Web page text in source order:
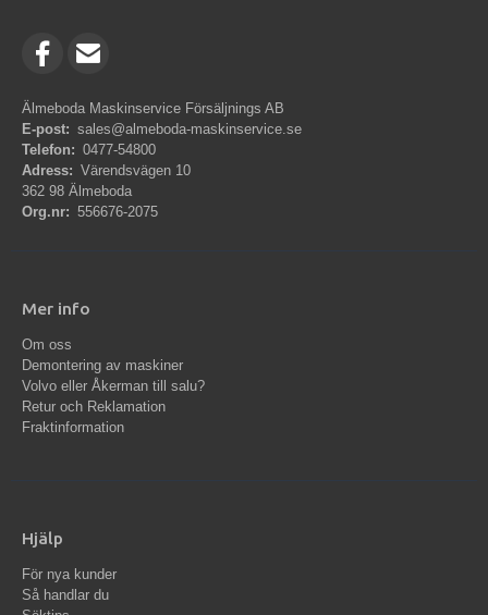
Älmeboda Maskinservice Försäljnings AB
E-post: sales@almeboda-maskinservice.se
Telefon: 0477-54800
Adress: Värendsvägen 10
362 98 Älmeboda
Org.nr: 556676-2075
Mer info
Om oss
Demontering av maskiner
Volvo eller Åkerman till salu?
Retur och Reklamation
Fraktinformation
Hjälp
För nya kunder
Så handlar du